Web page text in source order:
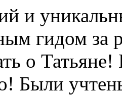
и
гидом за
о
Были